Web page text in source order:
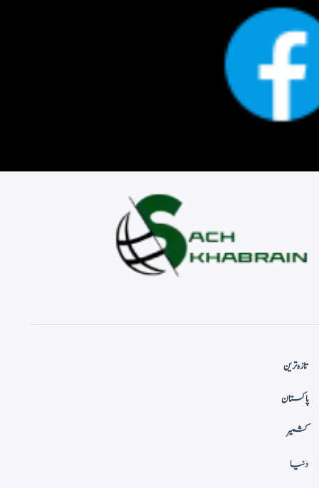
تازہ ترین
پاکستان
کشمیر
دنیا